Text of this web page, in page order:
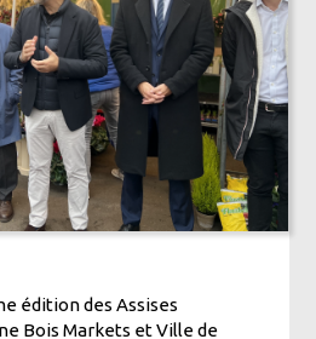
édition des Assises
Bois Markets et Ville de